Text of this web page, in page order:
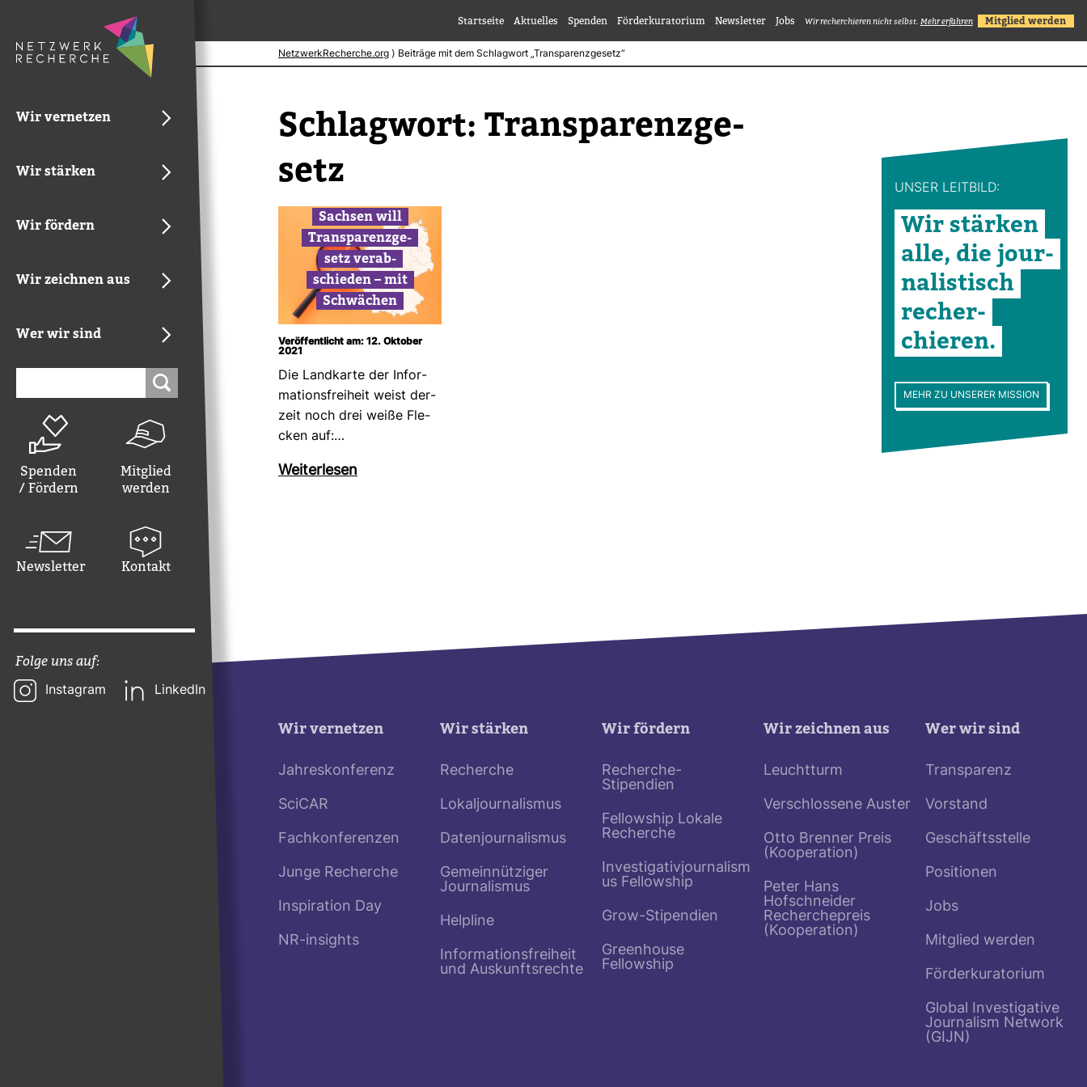
Wir vernetzen
Wir stärken
Wir fördern
Wir zeichnen aus
Wer wir sind
Spenden
/ Fördern
Mitglied
werden
Newsletter Kontakt
Folge uns auf:
Instagram LinkedIn
Startseite Aktuelles Spenden Förderkuratorium Newsletter Jobs Wir recherchieren nicht selbst. Mehr erfahren Mitglied werden
NetzwerkRecherche.org ⟩ Beiträge mit dem Schlagwort „Transparenzgesetz“
Schlag­wort: Trans­pa­renz­ge­
setz
Sachsen will
Trans­pa­renz­ge­
setz ver­ab­
schieden – mit
Schwä­chen
Veröffentlicht am: 12. Oktober
2021
Die Land­karte der Infor­
ma­ti­ons­frei­heit weist der­
zeit noch drei weiße Fle­
cken auf:…
Wei­ter­lesen
UNSER LEIT­BILD:
Wir stärken
alle, die jour­
na­lis­tisch
recher­
chieren.
MEHR ZU UNSERER MISSION
Wir vernetzen
Jahreskonferenz
SciCAR
Fachkonferenzen
Junge Recherche
Inspiration Day
NR-insights
Wir stärken
Recherche
Lokaljournalismus
Datenjournalismus
Gemeinnütziger
Journalismus
Helpline
Informationsfreiheit
und Auskunftsrechte
Wir fördern
Recherche-
Stipendien
Fellowship Lokale
Recherche
Investigativjournalism
us Fellowship
Grow-Stipendien
Greenhouse
Fellowship
Wir zeichnen aus
Leuchtturm
Verschlossene Auster
Otto Brenner Preis
(Kooperation)
Peter Hans
Hofschneider
Recherchepreis
(Kooperation)
Wer wir sind
Transparenz
Vorstand
Geschäftsstelle
Positionen
Jobs
Mitglied werden
Förderkuratorium
Global Investigative
Journalism Network
(GIJN)